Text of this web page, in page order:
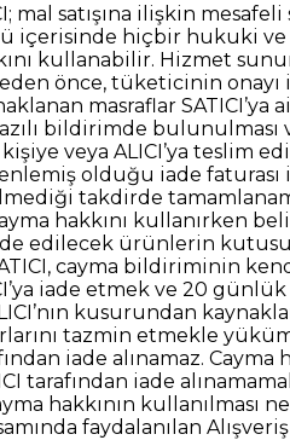
mal satışına ilişkin
içerisinde hiçbir hukuki ve
kullanabilir. Hizmet
önce, tüketicinin onayı
masraflar
bildirimde bulunulması
kişiye veya ALICI’ya teslim
olduğu iade faturası
takdirde
hakkını kullanırken
edilecek ürünlerin
cayma bildiriminin
iade etmek ve 20
kusurundan
tazmin etmekle
iade alınamaz.
tarafından iade
hakkının kullanılması
faydalanılan